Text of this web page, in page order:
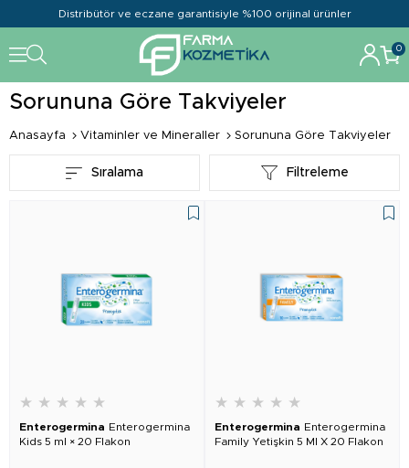
Distribütör ve eczane garantisiyle %100 orijinal ürünler
0
Sorununa Göre Takviyeler
Anasayfa Vitaminler ve Mineraller Sorununa Göre Takviyeler
Filtreleme
Sıralama
★ ★ ★ ★ ★
Enterogermina Enterogermina
Kids 5 ml × 20 Flakon
★ ★ ★ ★ ★
Enterogermina Enterogermina
Family Yetişkin 5 Ml X 20 Flakon